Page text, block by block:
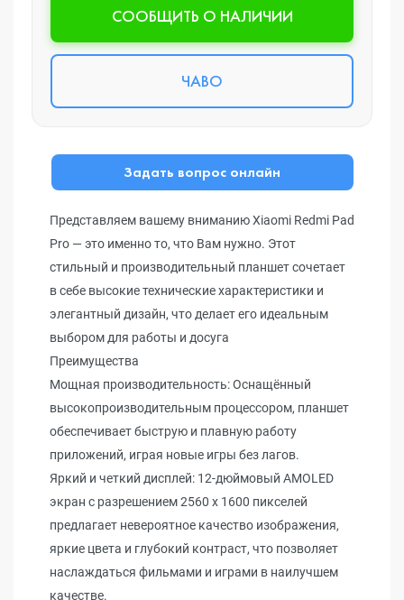
CООБЩИТЬ О НАЛИЧИИ
ЧАВО
Задать вопрос онлайн
Представляем вашему вниманию Xiaomi Redmi Pad
Pro — это именно то, что Вам нужно. Этот
стильный и производительный планшет сочетает
в себе высокие технические характеристики и
элегантный дизайн, что делает его идеальным
выбором для работы и досуга
Преимущества
Мощная производительность: Оснащённый
высокопроизводительным процессором, планшет
обеспечивает быструю и плавную работу
приложений, играя новые игры без лагов.
Яркий и четкий дисплей: 12-дюймовый AMOLED
экран с разрешением 2560 x 1600 пикселей
предлагает невероятное качество изображения,
яркие цвета и глубокий контраст, что позволяет
наслаждаться фильмами и играми в наилучшем
качестве.